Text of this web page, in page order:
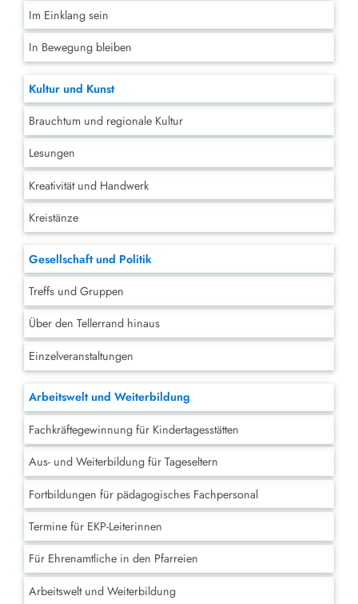
Im Einklang sein
In Bewegung bleiben
Kultur und Kunst
Brauchtum und regionale Kultur
Lesungen
Kreativität und Handwerk
Kreistänze
Gesellschaft und Politik
Treffs und Gruppen
Über den Tellerrand hinaus
Einzelveranstaltungen
Arbeitswelt und Weiterbildung
Fachkräftegewinnung für Kindertagesstätten
Aus- und Weiterbildung für Tageseltern
Fortbildungen für pädagogisches Fachpersonal
Termine für EKP-Leiterinnen
Für Ehrenamtliche in den Pfarreien
Arbeitswelt und Weiterbildung